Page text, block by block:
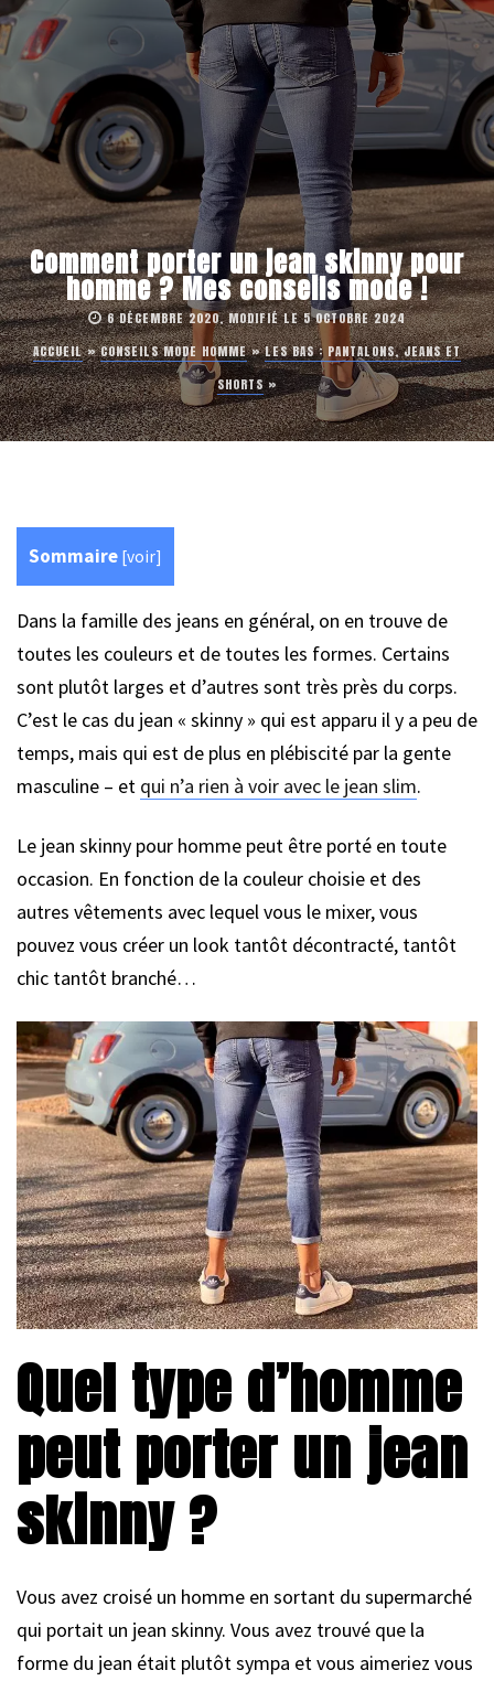
Comment porter un jean skinny pour
homme ? Mes conseils mode !
6 DÉCEMBRE 2020, MODIFIÉ LE 5 OCTOBRE 2024
ACCUEIL»CONSEILS MODE HOMME»LES BAS : PANTALONS, JEANS ET
SHORTS»
Sommaire [voir]
Dans la famille des jeans en général, on en trouve de
toutes les couleurs et de toutes les formes. Certains
sont plutôt larges et d’autres sont très près du corps.
C’est le cas du jean « skinny » qui est apparu il y a peu de
temps, mais qui est de plus en plébiscité par la gente
masculine – et qui n’a rien à voir avec le jean slim.
Le jean skinny pour homme peut être porté en toute
occasion. En fonction de la couleur choisie et des
autres vêtements avec lequel vous le mixer, vous
pouvez vous créer un look tantôt décontracté, tantôt
chic tantôt branché…
Quel type d’homme
peut porter un jean
skinny ?
Vous avez croisé un homme en sortant du supermarché
qui portait un jean skinny. Vous avez trouvé que la
forme du jean était plutôt sympa et vous aimeriez vous